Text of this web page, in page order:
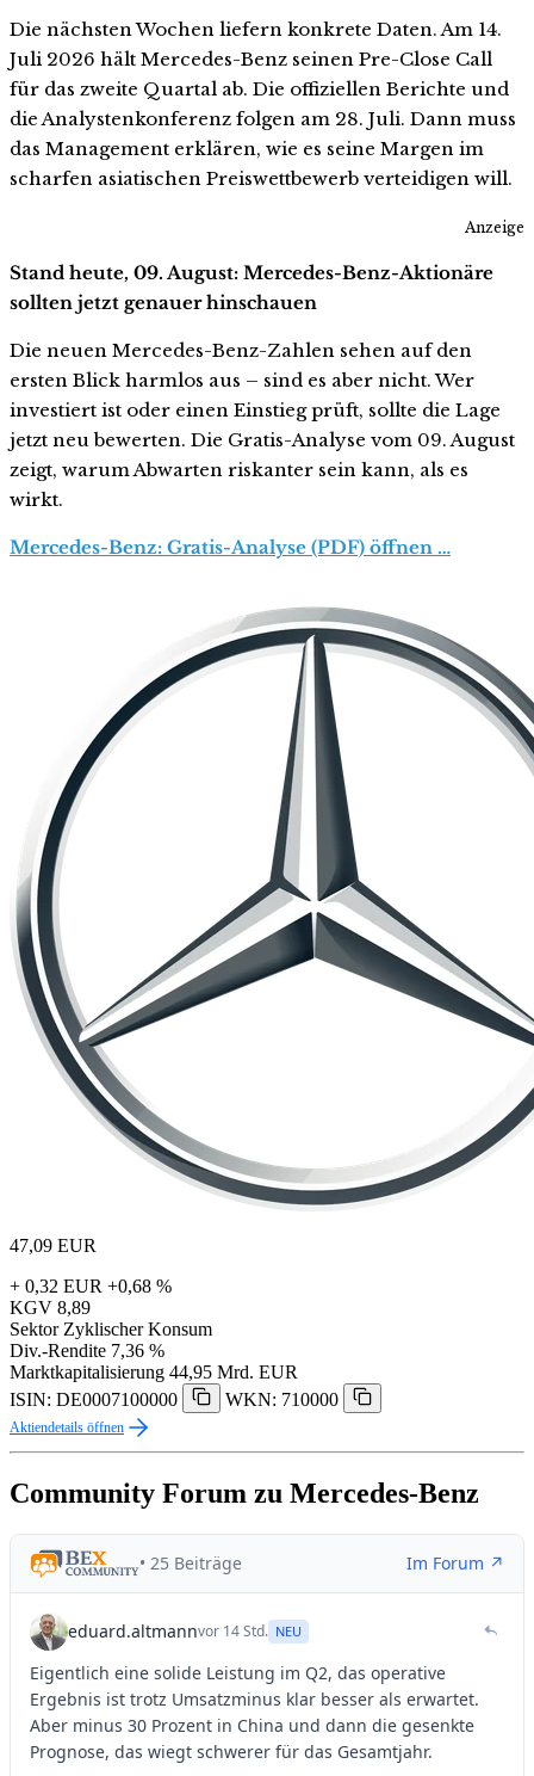
Die nächsten Wochen liefern konkrete Daten. Am 14.
Juli 2026 hält Mercedes-Benz seinen Pre-Close Call
für das zweite Quartal ab. Die offiziellen Berichte und
die Analystenkonferenz folgen am 28. Juli. Dann muss
das Management erklären, wie es seine Margen im
scharfen asiatischen Preiswettbewerb verteidigen will.
Anzeige
Stand heute, 09. August: Mercedes-Benz-Aktionäre
sollten jetzt genauer hinschauen
Die neuen Mercedes-Benz-Zahlen sehen auf den
ersten Blick harmlos aus – sind es aber nicht. Wer
investiert ist oder einen Einstieg prüft, sollte die Lage
jetzt neu bewerten. Die Gratis-Analyse vom 09. August
zeigt, warum Abwarten riskanter sein kann, als es
wirkt.
Mercedes-Benz: Gratis-Analyse (PDF) öffnen …
47,09 EUR
+ 0,32 EUR +0,68 %
KGV 8,89
Sektor Zyklischer Konsum
Div.-Rendite 7,36 %
Marktkapitalisierung 44,95 Mrd. EUR
ISIN: DE0007100000
WKN: 710000
Aktiendetails öffnen
Community Forum zu Mercedes-Benz